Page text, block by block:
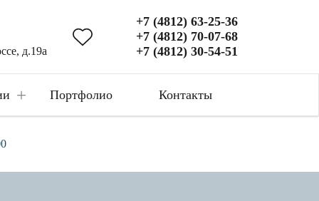
д.19а
+7 (4812) 63-25-36
+7 (4812) 70-07-68
+7 (4812) 30-54-51
+ Портфолио Контакты